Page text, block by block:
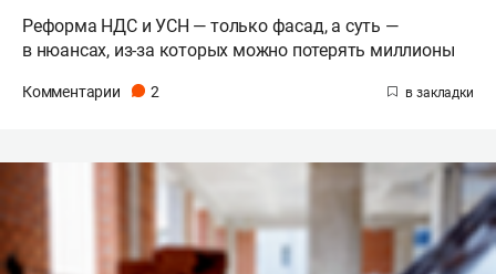
Реформа НДС и УСН — только фасад, а суть —
в нюансах, из-за которых можно потерять миллионы
Комментарии 2